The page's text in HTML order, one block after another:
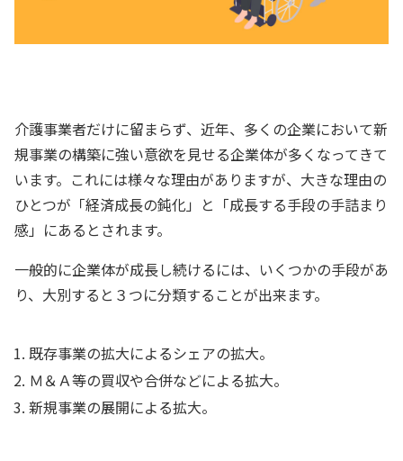
介護事業者だけに留まらず、近年、多くの企業において新
規事業の構築に強い意欲を見せる企業体が多くなってきて
います。これには様々な理由がありますが、大きな理由の
ひとつが「経済成長の鈍化」と「成長する手段の手詰まり
感」にあるとされます。
一般的に企業体が成長し続けるには、いくつかの手段があ
り、大別すると３つに分類することが出来ます。
既存事業の拡大によるシェアの拡大。
Ｍ＆Ａ等の買収や合併などによる拡大。
新規事業の展開による拡大。